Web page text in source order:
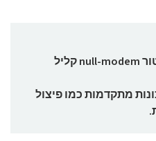
• משתמשים הזקוקים לאמולטור null-modem קליל
מתקדמות כמו פיצול